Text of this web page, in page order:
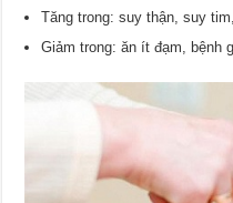
Tăng trong: suy thận, suy
Giảm trong: ăn ít đạm, bệnh